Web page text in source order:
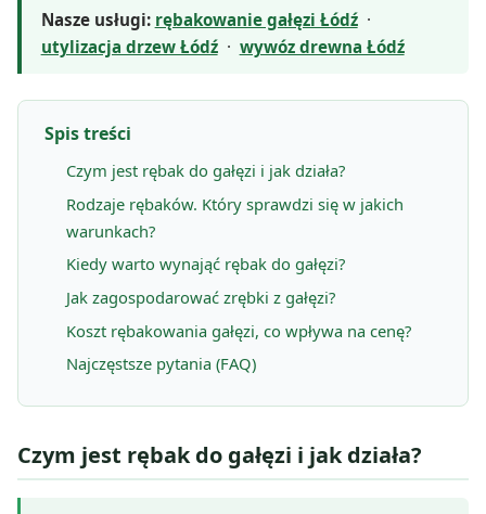
Nasze usługi: rębakowanie gałęzi Łódź·
utylizacja drzew Łódź· wywóz drewna Łódź
Spis treści
Czym jest rębak do gałęzi i jak działa?
Rodzaje rębaków. Który sprawdzi się w jakich
warunkach?
Kiedy warto wynająć rębak do gałęzi?
Jak zagospodarować zrębki z gałęzi?
Koszt rębakowania gałęzi, co wpływa na cenę?
Najczęstsze pytania (FAQ)
Czym jest rębak do gałęzi i jak działa?